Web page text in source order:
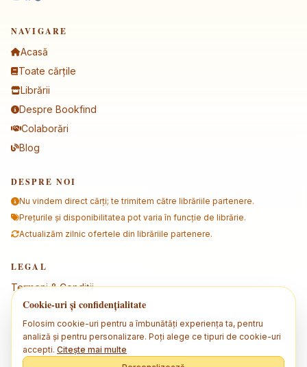
NAVIGARE
Acasă
Toate cărțile
Librării
Despre Bookfind
Colaborări
Blog
DESPRE NOI
Nu vindem direct cărți; te trimitem către librăriile partenere.
Prețurile și disponibilitatea pot varia în funcție de librărie.
Actualizăm zilnic ofertele din librăriile partenere.
LEGAL
Termeni & Condiții
Politica de confidențialitate
Politica de cookies
Cookie-uri și confidențialitate
Folosim cookie-uri pentru a îmbunătăți experiența ta, pentru
analiză și pentru personalizare. Poți alege ce tipuri de cookie-uri
accepti. Citește mai multe